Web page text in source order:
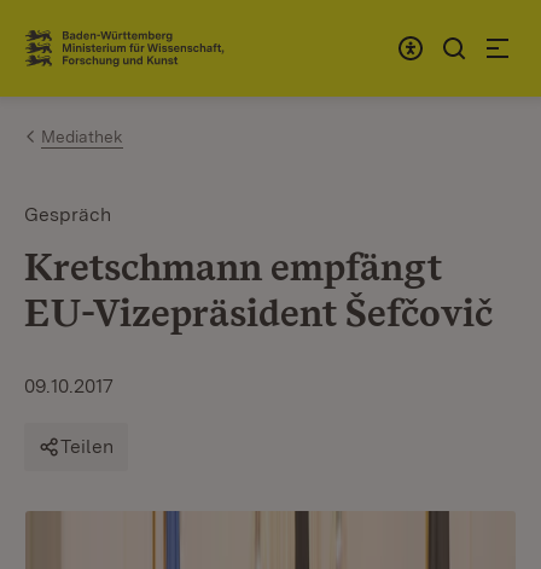
Zum Inhalt springen
Link zur Startseite
Mediathek
Gespräch
Kretschmann empfängt
EU-Vizepräsident Šefčovič
09.10.2017
Teilen